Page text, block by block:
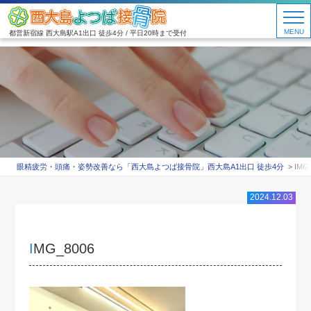
都営新宿線 西大島駅A1出口 徒歩4分 / 平日20時まで受付 MENU
眼精疲労・頭痛・姿勢改善なら「西大島よつば接骨院」西大島A1出口 徒歩4分
2024.12.03
IMG_8006